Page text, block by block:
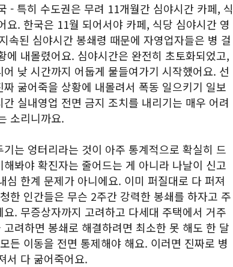
- 특히 수도권은 무려 11개월간 심야시간 카페, 식
요. 한국은 11월 되어서야 카페, 식당 심야시간 영
속된 심야시간 봉쇄령 때문에 자영업자들은 병 걸
에 내몰렸어요. 심야시간은 완전히 초토화되었고,
낮 시간까지 어둡게 물들여가기 시작했어요. 선
굶어죽을 상황에 내몰려서 폭동 일으키기 일보
실내영업 전면 금지 조치를 내리기는 매우 어려
소리니까요.
는 엉터리라는 것이 아주 통계적으로 확실히 드
봐야 확진자는 줄어드는 게 아니라 나날이 신고
심 한계 문제가 아니에요. 이미 퍼질대로 다 퍼져
한 인간들은 무슨 2주간 강력한 봉쇄를 하자고 주
. 무증상자까지 고려하고 다세대 주택에서 거주
려하면 봉쇄로 해결하려면 최소한 못 해도 한 달
든 이동을 전면 통제해야 해요. 이러면 진짜로 병
서 다 굶어죽어요.